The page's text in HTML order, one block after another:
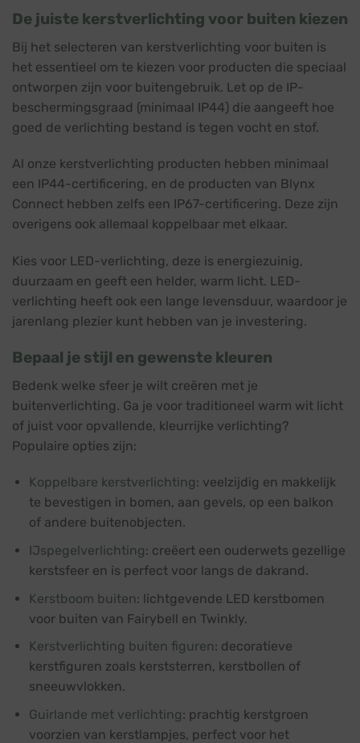
De juiste kerstverlichting voor buiten kiezen
Bij het selecteren van kerstverlichting voor buiten is
het essentieel om te kiezen voor producten die speciaal
ontworpen zijn voor buitengebruik. Let op de IP-
beschermingsgraad (minimaal IP44) die aangeeft hoe
goed de verlichting bestand is tegen vocht en stof.
Al onze kerstverlichting producten hebben minimaal
een IP44-certificering, en de producten van Blynx
Connect hebben zelfs een IP67-certificering. Deze zijn
overigens ook allemaal koppelbaar met elkaar.
Kies voor LED-verlichting, deze is energiezuinig,
duurzaam en geeft een helder, warm licht. LED-
verlichting heeft ook een lange levensduur, waardoor je
jarenlang plezier kunt hebben van je investering.
Bepaal je stijl en gewenste kleuren
Bedenk welke sfeer je wilt creëren met je
buitenverlichting. Ga je voor traditioneel warm wit licht
of juist voor opvallende, kleurrijke verlichting?
Populaire opties zijn:
Koppelbare kerstverlichting: veelzijdig en makkelijk
te bevestigen in bomen, aan gevels, op een balkon
of andere buitenobjecten.
IJspegelverlichting: creëert een ouderwets gezellige
kerstsfeer en is perfect voor langs de dakrand.
Kerstboom buiten: lichtgevende LED kerstbomen
voor buiten van Fairybell en Twinkly.
Kerstverlichting buiten figuren: decoratieve
kerstfiguren zoals kerststerren, kerstbollen of
sneeuwvlokken.
Guirlande met verlichting: prachtig kerstgroen
voorzien van kerstlampjes, perfect voor het